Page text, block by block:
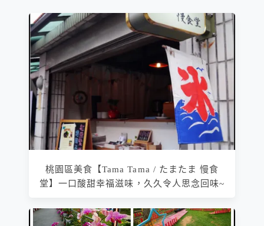
桃園區美食【Tama Tama / たまたま 慢食
堂】一口酸甜幸福滋味，久久令人思念回味~